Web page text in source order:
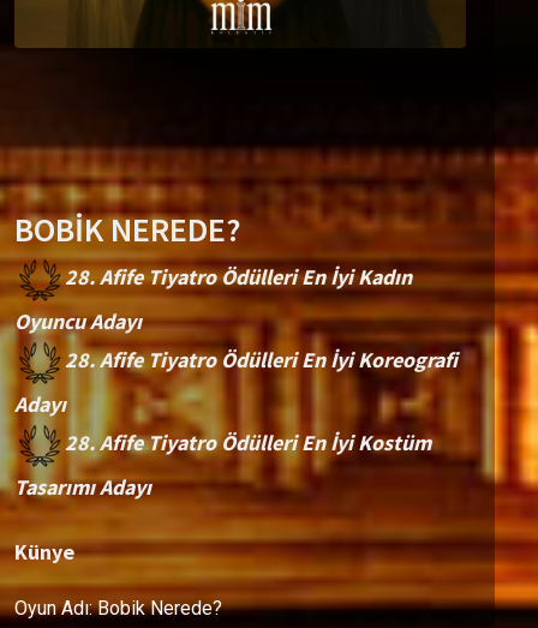
BOBİK NEREDE?
28. Afife Tiyatro Ödülleri En İyi Kadın
Oyuncu Adayı
28. Afife Tiyatro Ödülleri En İyi Koreografi
Adayı
28. Afife Tiyatro Ödülleri En İyi Kostüm
Tasarımı Adayı
Künye
Oyun Adı: Bobik Nerede?